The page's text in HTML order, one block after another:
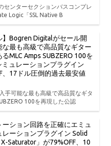
センターセクションバスコンプレ
Logic「SSL Native B
】Bogren Digitalがセール開
最も高級で高品質なギター
MLC Amps SUBZERO 100を
ュレーションプラグイン
、17ドル圧倒的過去最安値
可能な最も高級で高品質なギタ
100を再現した公認
ション回路を正確にエミュ
レーションプラグイン Solid
Saturator」が79%OFF、10